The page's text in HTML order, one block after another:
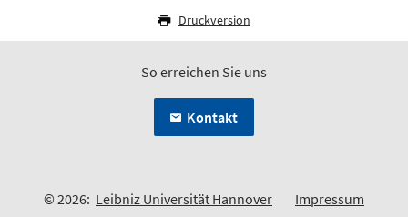
Druckversion
So erreichen Sie uns
Kontakt
© 2026: Leibniz Universität Hannover Impressum